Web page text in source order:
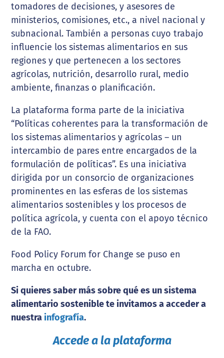
tomadores de decisiones, y asesores de
ministerios, comisiones, etc., a nivel nacional y
subnacional. También a personas cuyo trabajo
influencie los sistemas alimentarios en sus
regiones y que pertenecen a los sectores
agrícolas, nutrición, desarrollo rural, medio
ambiente, finanzas o planificación.
La plataforma forma parte de la iniciativa
“Políticas coherentes para la transformación de
los sistemas alimentarios y agrícolas – un
intercambio de pares entre encargados de la
formulación de políticas”. Es una iniciativa
dirigida por un consorcio de organizaciones
prominentes en las esferas de los sistemas
alimentarios sostenibles y los procesos de
política agrícola, y cuenta con el apoyo técnico
de la FAO.
Food Policy Forum for Change se puso en
marcha en octubre.
Si quieres saber más sobre qué es un sistema
alimentario sostenible te invitamos a acceder a
nuestrainfografía.
Accede a la plataforma